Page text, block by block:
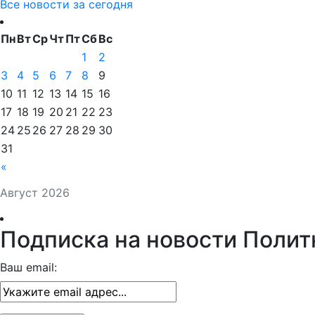
Все новости за сегодня
Август 2026
ПнВтСрЧтПтСбВс
«
1
2
3
4 5 6 7 8
9
10 11 12 13 14 15 16
17 18 19 20 21 22 23
24 25 26 27 28 29 30
31
Подписка на новости
Ваш email: